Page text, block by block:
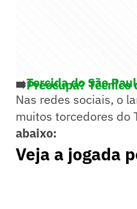
➡️Preocupa?
➡️Torcida do São
Nas redes sociais, o
muitos torcedores do
abaixo:
Veja a jogada